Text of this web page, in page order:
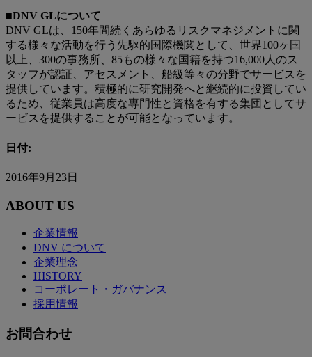
■DNV GLについて
DNV GLは、150年間続くあらゆるリスクマネジメントに関
する様々な活動を行う先駆的国際機関として、世界100ヶ国
以上、300の事務所、85もの様々な国籍を持つ16,000人のス
タッフが認証、アセスメント、船級等々の分野でサービスを
提供しています。積極的に研究開発へと継続的に投資してい
るため、従業員は高度な専門性と資格を有する集団としてサ
ービスを提供することが可能となっています。
日付:
2016年9月23日
ABOUT US
企業情報
DNV について
企業理念
HISTORY
コーポレート・ガバナンス
採用情報
お問合わせ